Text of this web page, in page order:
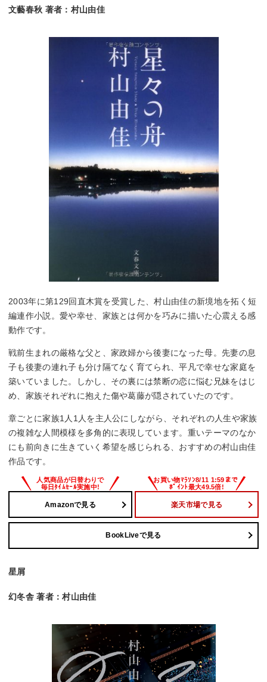
文藝春秋 著者：村山由佳
2003年に第129回直木賞を受賞した、村山由佳の新境地を拓く短
編連作小説。愛や幸せ、家族とは何かを巧みに描いた心震える感
動作です。
戦前生まれの厳格な父と、家政婦から後妻になった母。先妻の息
子も後妻の連れ子も分け隔てなく育てられ、平凡で幸せな家庭を
築いていました。しかし、その裏には禁断の恋に悩む兄妹をはじ
め、家族それぞれに抱えた傷や葛藤が隠されていたのです。
章ごとに家族1人1人を主人公にしながら、それぞれの人生や家族
の複雑な人間模様を多角的に表現しています。重いテーマのなか
にも前向きに生きていく希望を感じられる、おすすめの村山由佳
作品です。
Amazonで見る 楽天市場で見る
BookLiveで見る
星屑
幻冬舎 著者：村山由佳